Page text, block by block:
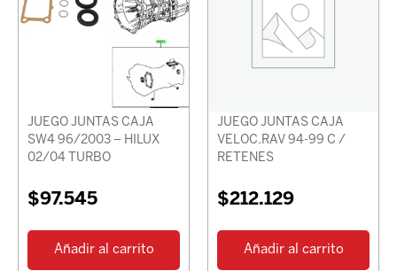
JUEGO JUNTAS CAJA
SW4 96/2003 – HILUX
02/04 TURBO
$97.545
Añadir al carrito
JUEGO JUNTAS CAJA
VELOC.RAV 94-99 C /
RETENES
$212.129
Añadir al carrito